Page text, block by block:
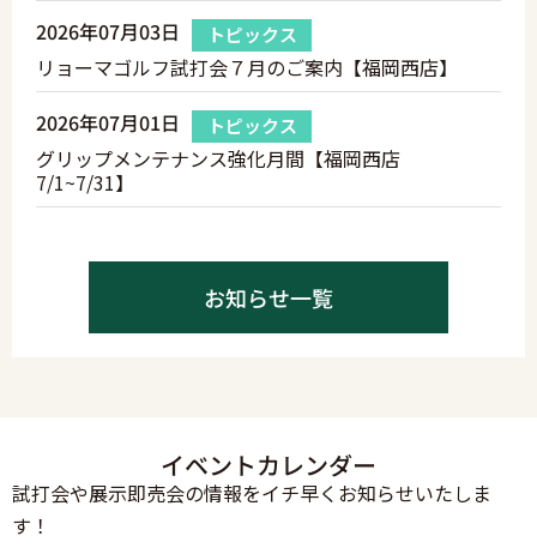
2026年07月03日
トピックス
リョーマゴルフ試打会７月のご案内【福岡西店】
2026年07月01日
トピックス
グリップメンテナンス強化月間【福岡西店
7/1~7/31】
お知らせ一覧
イベントカレンダー
試打会や展示即売会の情報をイチ早くお知らせいたしま
す！